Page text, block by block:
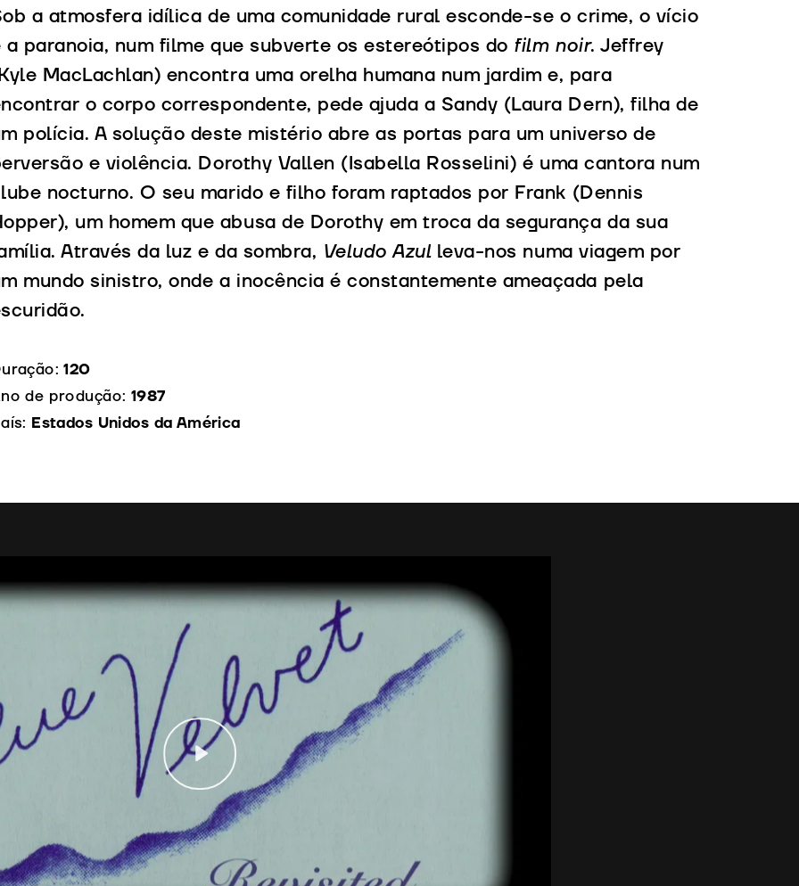
a atmosfera idílica de uma comunidade rural esconde-se o crime, o vício
a paranoia, num filme que subverte os estereótipos do film noir. Jeffrey
MacLachlan) encontra uma orelha humana num jardim e, para
o corpo correspondente, pede ajuda a Sandy (Laura Dern), filha de
polícia. A solução deste mistério abre as portas para um universo de
e violência. Dorothy Vallen (Isabella Rosselini) é uma cantora num
nocturno. O seu marido e filho foram raptados por Frank (Dennis
um homem que abusa de Dorothy em troca da segurança da sua
Através da luz e da sombra, Veludo Azul leva-nos numa viagem por
mundo sinistro, onde a inocência é constantemente ameaçada pela
120
de produção: 1987
Estados Unidos da América
Play